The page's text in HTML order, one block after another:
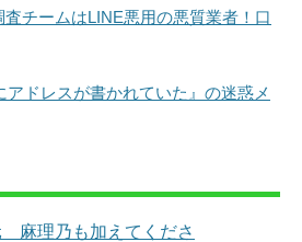
チームはLINE悪用の悪質業者！口
アドレスが書かれていた』の迷惑メ
麻理乃も加えてくださ